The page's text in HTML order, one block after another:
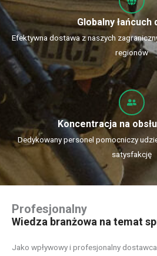
Globalny łańcuch
Efektywna dostawa z naszych
regionów
Koncentracja na
Dedykowany personel pomocniczy
satysfakcję
Profesjonalny
Wiedza branżowa na temat
Jako wpływowy i profesjonalny